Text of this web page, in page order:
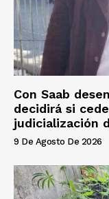
Con Saab
decidirá si
judicialización
9 De Agosto De 2026